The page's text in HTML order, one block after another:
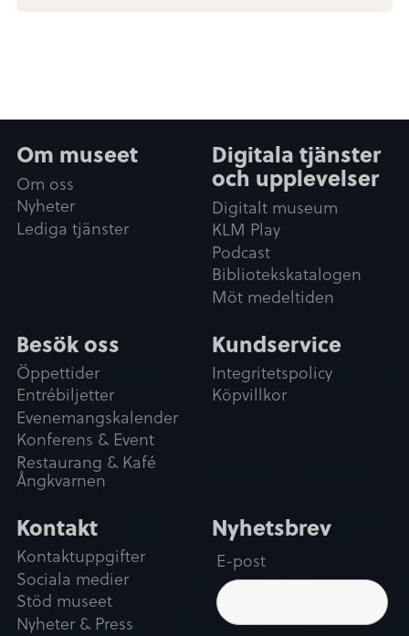
Om museet
Om oss
Nyheter
Lediga tjänster
Digitala tjänster
och upplevelser
Digitalt museum
KLM Play
Podcast
Bibliotekskatalogen
Möt medeltiden
Besök oss
Öppettider
Entrébiljetter
Evenemangskalender
Konferens & Event
Restaurang & Kafé
Ångkvarnen
Kundservice
Integritetspolicy
Köpvillkor
Kontakt
Kontaktuppgifter
Sociala medier
Stöd museet
Nyheter & Press
Nyhetsbrev
E-post